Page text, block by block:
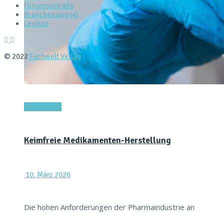
Keimfreie Medikamenten-Herstellung
10. März 2026
Die hohen Anforderungen der Pharmaindustrie an
Firmenportraits
Branchenspiegel
Lexikon
© 2022 Fachwelt Verlag